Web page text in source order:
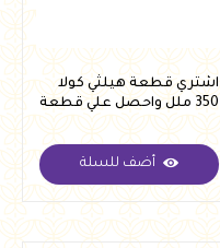
اشتري قطعة هيلثي كولا
350 ملل واحصل علي قطعة
اوت بايت مجانا
أضف للسلة